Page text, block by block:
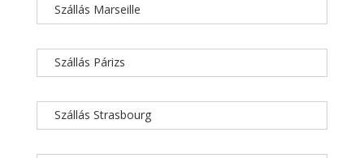
Szállás Marseille
Szállás Párizs
Szállás Strasbourg